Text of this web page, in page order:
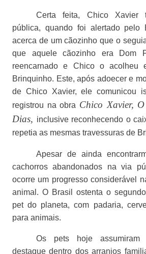
Certa feita, Chico Xavier
pública, quando foi alertado pelo
acerca de um cãozinho que o
que aquele cãozinho era Dom
reencarnado e Chico o acolheu
Brinquinho. Este, após adoecer e
de Chico Xavier, ele comunicou
registrou na obra Chico Xavier,
Dias, inclusive reconhecendo o
repetia as mesmas travessuras de
Apesar de ainda
cachorros abandonados na via
ocorre um progresso considerável
animal. O Brasil ostenta o
pet do planeta, com padaria,
para animais.
Os pets hoje
destaque dentro dos arranjos